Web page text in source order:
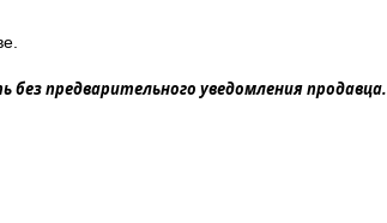
предварительного уведомления продавца.